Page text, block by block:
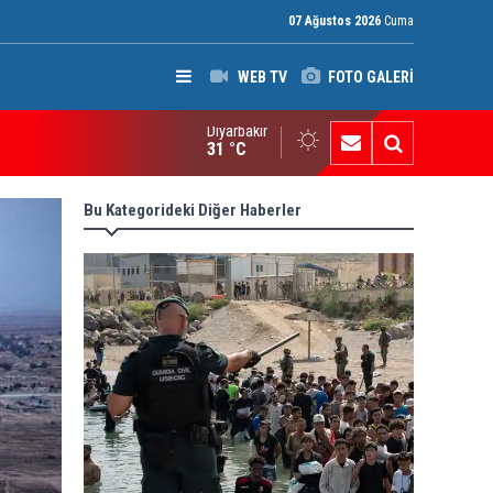
07 Ağustos 2026 Cuma
WEB TV FOTO GALERİ
Kerkük Valisi’ne “140. madde” tepkisi
Diyarbakır
31 °C
Bu Kategorideki Diğer Haberler